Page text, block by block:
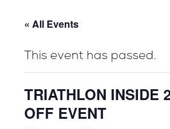
« All Events
This event has passed.
TRIATHLON INSIDE
OFF EVENT